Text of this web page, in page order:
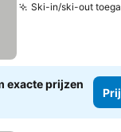
Ski-in/ski-out
exacte prijzen